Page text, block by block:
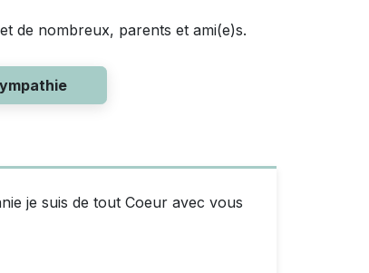
de nombreux, parents et ami(e)s.
je suis de tout Coeur avec vous